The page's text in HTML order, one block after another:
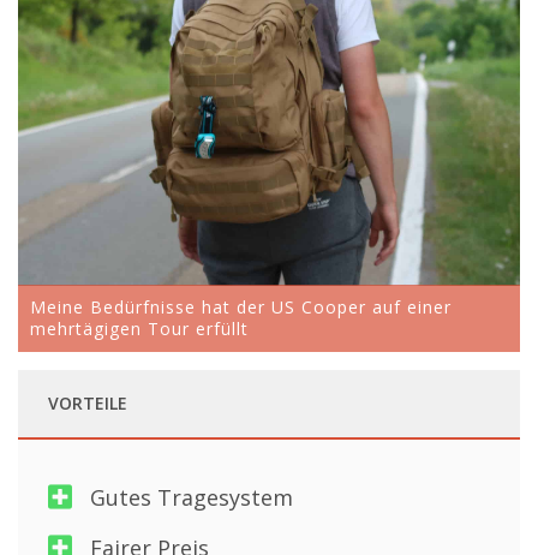
Meine Bedürfnisse hat der US Cooper auf einer
mehrtägigen Tour erfüllt
VORTEILE
Gutes Tragesystem
Fairer Preis